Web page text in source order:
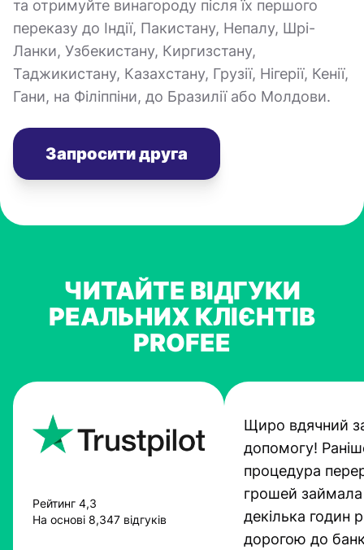
та отримуйте винагороду після їх першого
переказу до Індії, Пакистану, Непалу, Шрі-
Ланки, Узбекистану, Киргизстану,
Таджикистану, Казахстану, Грузії, Нігерії, Кенії,
Гани, на Філіппіни, до Бразилії або Молдови.
Запросити друга
ЧИТАЙТЕ ВІДГУКИ
РЕАЛЬНИХ КЛІЄНТІВ
PROFEE
Рейтинг 4,3
На основі 8,347 відгуків
Щиро вдячний
допомогу!
процедура
грошей займала
декілька годин
дорогою до